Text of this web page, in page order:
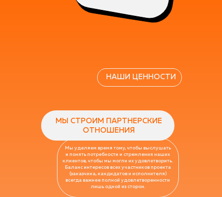
МЫ СТРОИМ ПАРТНЕРСКИЕ
ОТНОШЕНИЯ
НАШИ ЦЕННОСТИ
Мы уделяем время тому, чтобы выслушать
и понять потребности и стремления наших
клиентов, чтобы мы могли их удовлетворить.
Баланс интересов всех участников проекта
(заказчика, кандидатов и исполнителя)
всегда важнее полной удовлетворенности
лишь одной из сторон.